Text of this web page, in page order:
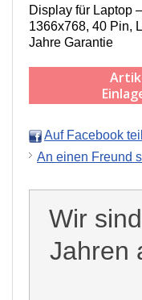
Display für Laptop
1366x768, 40 Pin,
Jahre Garantie
Auf Facebook
An einen Freund
Wir
Jahren